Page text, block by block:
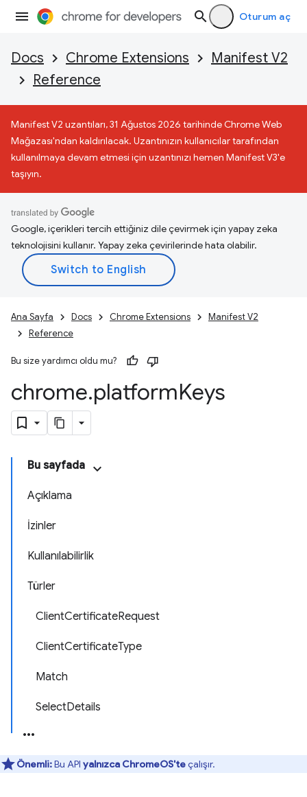
Oturum aç
Docs Chrome Extensions
Manifest V2
Reference
Manifest V2 uzantıları, 31 Ağustos 2026 tarihinde Chrome Web
Mağazası'ndan kaldırılacak. Uzantınızın kullanıcılar tarafından
kullanılmaya devam etmesi için uzantınızı hemen Manifest V3'e
taşıyın.
Google, içerikleri tercih ettiğiniz dile çevirmek için yapay zeka
teknolojisini kullanır. Yapay zeka çevirilerinde hata olabilir.
Ana Sayfa Docs Chrome Extensions
Manifest V2
Reference
Bu size yardımcı oldu mu?
chrome.platformKeys
Bu sayfada
Açıklama
İzinler
Kullanılabilirlik
Türler
ClientCertificateRequest
ClientCertificateType
Match
SelectDetails
Önemli:Bu API yalnızca ChromeOS'teçalışır.